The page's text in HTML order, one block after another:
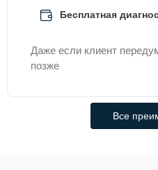
Бесплатная
Даже если клиент
позже
Все